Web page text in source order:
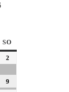
SO
2
9